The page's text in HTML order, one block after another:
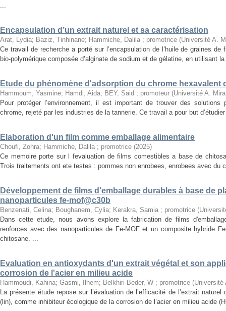
...
Encapsulation d’un extrait naturel et sa caractérisation
Arat, Lydia; Baziz, Tinhinane; Hammiche, Dalila ; promotrice (Université A.
Ce travail de recherche a porté sur l’encapsulation de l’huile de graines de
bio-polymérique composée d’alginate de sodium et de gélatine, en utilisant
Etude du phénomène d'adsorption du chrome hexavalent
Hammoum, Yasmine; Hamdi, Aida; BEY, Said ; promoteur (Université A.
Pour protéger l’environnement, il est important de trouver des
chrome, rejeté par les industries de la tannerie. Ce travail a pour but
Elaboration d'un film comme emballage alimentaire
Choufi, Zohra; Hammiche, Dalila ; promotrice (2025)
Ce memoire porte sur l fevaluation de films comestibles a base de
Trois traitements ont ete testes : pommes non enrobees, enrobees avec du
Développement de films d'emballage durables à base de
nanoparticules fe-mof@c30b
Benzenati, Celina; Boughanem, Cylia; Kerakra, Samia ; promotrice (
Dans cette etude, nous avons explore la fabrication de films
renforces avec des nanoparticules de Fe-MOF et un composite hybride
chitosane. ...
Evaluation en antioxydants d'un extrait végétal et son
corrosion de l'acier en milieu acide
Hammoudi, Kahina; Gasmi, Ilhem; Belkhiri Beder, W ; promotrice (Université
La présente étude repose sur l’évaluation de l’efficacité de l’extrait
(lin), comme inhibiteur écologique de la corrosion de l’acier en milieu acide